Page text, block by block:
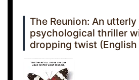
The Reunion: An
psychological thriller
dropping twist